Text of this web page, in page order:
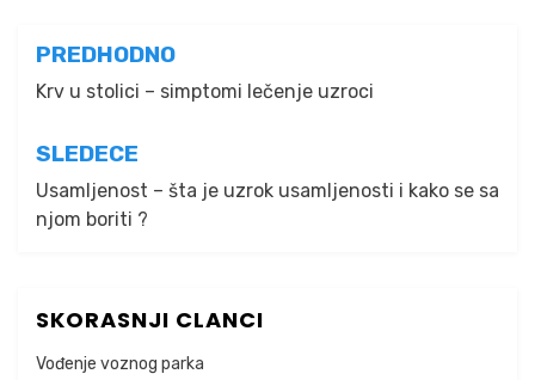
Kretanje
članka
PREDHODNO
Krv u stolici – simptomi lečenje uzroci
SLEDECE
Usamljenost – šta je uzrok usamljenosti i kako se sa
njom boriti ?
SKORASNJI CLANCI
Vođenje voznog parka